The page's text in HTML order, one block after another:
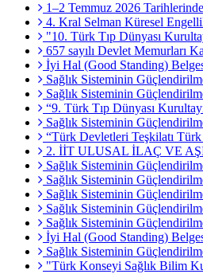
1–2 Temmuz 2026
4. Kral Selman Küresel
"10. Türk Tıp Dünyası
657 sayılı Devlet Memurları
İyi Hal (Good Standing)
Sağlık Sisteminin
Sağlık Sisteminin
“9. Türk Tıp Dünyası
Sağlık Sisteminin
“Türk Devletleri Teşkilatı
2. İİT ULUSAL İLAÇ VE
Sağlık Sisteminin
Sağlık Sisteminin
Sağlık Sisteminin
Sağlık Sisteminin
Sağlık Sisteminin
İyi Hal (Good Standing)
Sağlık Sisteminin
"Türk Konseyi Sağlık Bilim